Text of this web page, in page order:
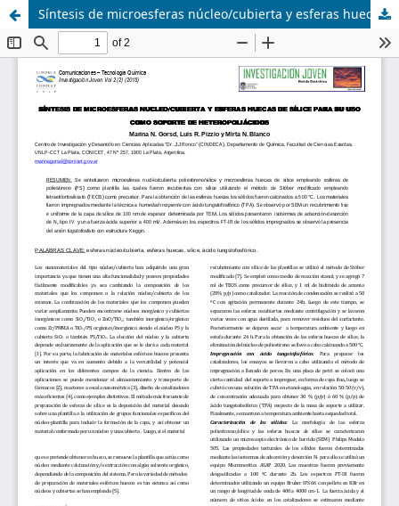
Síntesis de microesferas núcleo/cubierta y esferas huecas de sílice para su uso como soporte de heteropoliácidos